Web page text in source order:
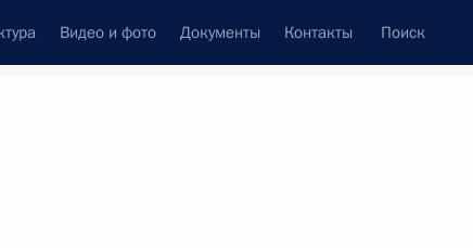
Видео и фото Документы Контакты Поиск